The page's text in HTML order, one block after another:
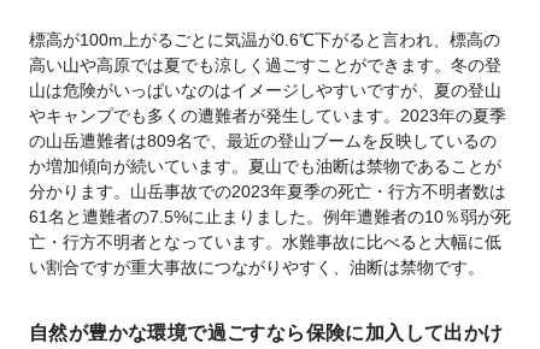
標高が100m上がるごとに気温が0.6℃下がると言われ、標高の
高い山や高原では夏でも涼しく過ごすことができます。冬の登
山は危険がいっぱいなのはイメージしやすいですが、夏の登山
やキャンプでも多くの遭難者が発生しています。2023年の夏季
の山岳遭難者は809名で、最近の登山ブームを反映しているの
か増加傾向が続いています。夏山でも油断は禁物であることが
分かります。山岳事故での2023年夏季の死亡・行方不明者数は
61名と遭難者の7.5%に止まりました。例年遭難者の10％弱が死
亡・行方不明者となっています。水難事故に比べると大幅に低
い割合ですが重大事故につながりやすく、油断は禁物です。
自然が豊かな環境で過ごすなら保険に加入して出かけ